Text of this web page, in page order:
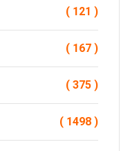
( 121 )
( 167 )
( 375 )
( 1498 )